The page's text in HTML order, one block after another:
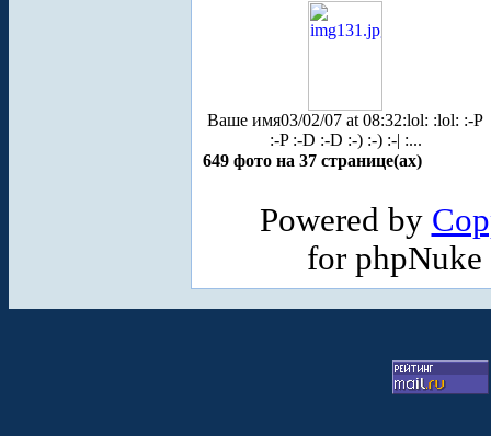
Ваше имя03/02/07 at 08:32:lol: :lol: :-P
:-P :-D :-D :-) :-) :-| :...
649 фото на 37 странице(ах)
Powered by
for